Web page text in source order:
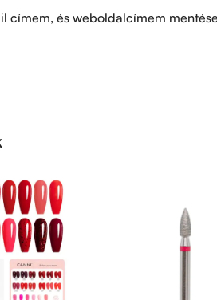
címem, és weboldalcímem